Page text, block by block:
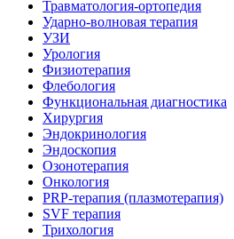
Травматология-ортопедия
Ударно-волновая терапия
УЗИ
Урология
Физиотерапия
Флебология
Функциональная диагностика
Хирургия
Эндокринология
Эндоскопия
Озонотерапия
Онкология
PRP-терапия (плазмотерапия)
SVF терапия
Трихология